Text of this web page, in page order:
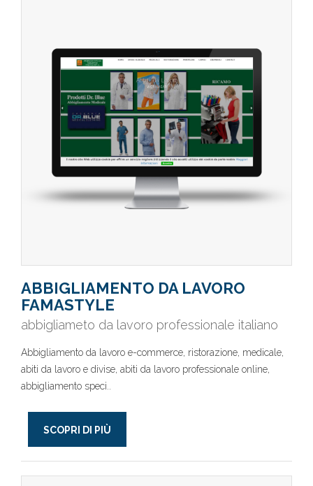
ABBIGLIAMENTO DA LAVORO
FAMASTYLE
abbigliameto da lavoro professionale italiano
Abbigliamento da lavoro e-commerce, ristorazione, medicale,
abiti da lavoro e divise, abiti da lavoro professionale online,
abbigliamento speci..
SCOPRI DI PIÙ